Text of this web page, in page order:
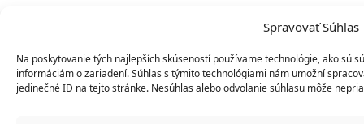
Spravovať Súhlas
Na poskytovanie tých najlepších skúseností používame technológie, ako sú
informáciám o zariadení. Súhlas s týmito technológiami nám umožní
jedinečné ID na tejto stránke. Nesúhlas alebo odvolanie súhlasu môže